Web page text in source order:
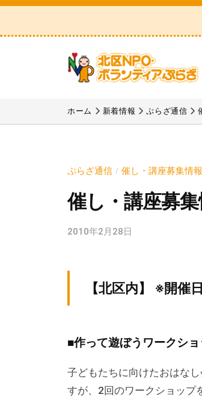
コ
区
O
・
ボ
ラ
テ
ら
ざ
北
区
・
ラ
テ
ア
ら
」
は
ホーム 新着情報 ぷらざ通信
ぷらざ通信 / 催し・講座募集情報
催し・講座募集
2010年2月28日
v
p
d
i
n
【北区内】 ※開催
■作って遊ぼうワークシ
子どもたちに向けたおはな
すが、2回のワークショップ
P
O
・
ボ
ン
ア
ら